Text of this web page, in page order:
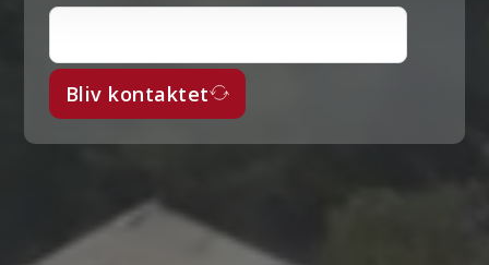
Bliv kontaktet